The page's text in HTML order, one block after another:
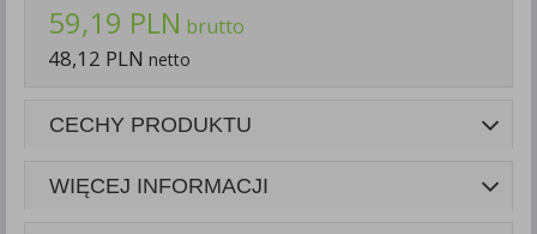
59,19 PLN brutto
48,12 PLN netto
CECHY PRODUKTU
WIĘCEJ INFORMACJI